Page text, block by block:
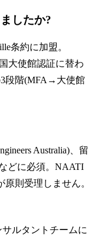
したか?
条約に加盟。
大使館認証に替わ
3段階(MFA→大使館
Australia)、留
どに必須。NAATI
則受理しません。
ルタントチームに